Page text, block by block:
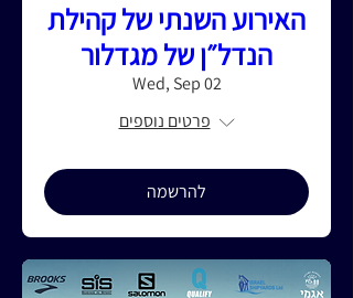
האירוע השנתי של קהילת
הנדל״ן של מגדלור
Wed, Sep 02
פרטים נוספים
להרשמה